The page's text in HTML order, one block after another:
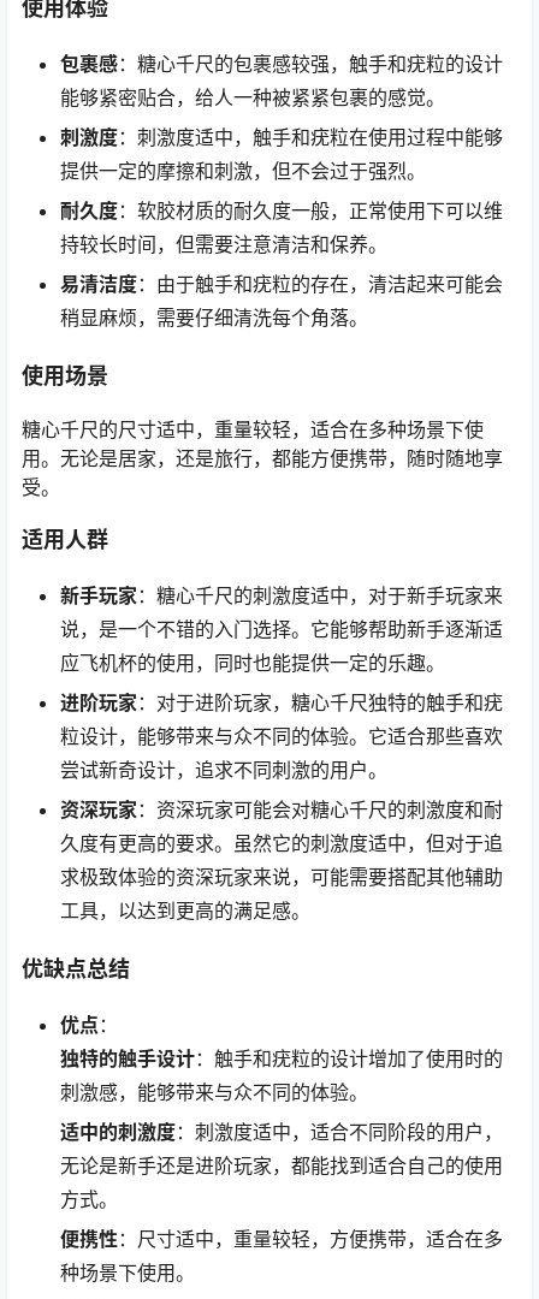
使用体验
包裹感：糖心千尺的包裹感较强，触手和疣粒的设计
能够紧密贴合，给人一种被紧紧包裹的感觉。
刺激度：刺激度适中，触手和疣粒在使用过程中能够
提供一定的摩擦和刺激，但不会过于强烈。
耐久度：软胶材质的耐久度一般，正常使用下可以维
持较长时间，但需要注意清洁和保养。
易清洁度：由于触手和疣粒的存在，清洁起来可能会
稍显麻烦，需要仔细清洗每个角落。
使用场景
糖心千尺的尺寸适中，重量较轻，适合在多种场景下使
用。无论是居家，还是旅行，都能方便携带，随时随地享
受。
适用人群
新手玩家 ：糖心千尺的刺激度适中，对于新手玩家来
说，是一个不错的入门选择。它能够帮助新手逐渐适
应飞机杯的使用，同时也能提供一定的乐趣。
进阶玩家 ：对于进阶玩家，糖心千尺独特的触手和疣
粒设计，能够带来与众不同的体验。它适合那些喜欢
尝试新奇设计，追求不同刺激的用户。
资深玩家 ：资深玩家可能会对糖心千尺的刺激度和耐
久度有更高的要求。虽然它的刺激度适中，但对于追
求极致体验的资深玩家来说，可能需要搭配其他辅助
工具，以达到更高的满足感。
优缺点总结
优点 ：
独特的触手设计：触手和疣粒的设计增加了使用时的
刺激感，能够带来与众不同的体验。
适中的刺激度：刺激度适中，适合不同阶段的用户，
无论是新手还是进阶玩家，都能找到适合自己的使用
方式。
便携性：尺寸适中，重量较轻，方便携带，适合在多
种场景下使用。